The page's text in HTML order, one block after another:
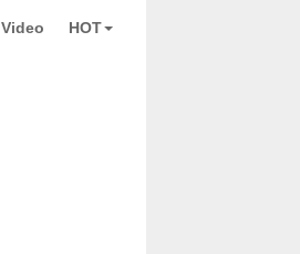
Video HOT